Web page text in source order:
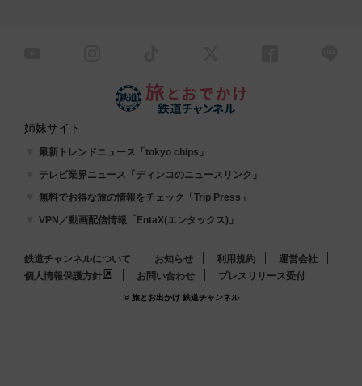
姉妹サイト
最新トレンドニュース「tokyo chips」
テレビ業界ニュース「ディンコのニュースリンク」
無料でお得な旅の情報をチェック「Trip Press」
VPN／動画配信情報「EntaX(エンタックス)」
鉄道チャンネルについて お知らせ 利用規約
運営会社
個人情報保護方針
お問い合わせ プレスリリース受付
© 旅とお出かけ 鉄道チャンネル